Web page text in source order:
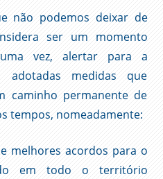
não podemos deixar de
ser um momento
vez, alertar para a
adotadas medidas que
caminho permanente de
tempos, nomeadamente:
melhores acordos para o
em todo o território